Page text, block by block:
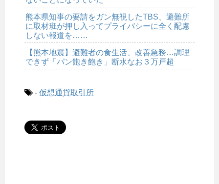
熊本県知事の要請をガン無視したTBS、避難所
に取材班が押し入ってプライバシーに全く配慮
しない報道を……
【熊本地震】避難者の食生活、改善急務…調理
できず「パン飽き飽き」断水なお３万戸超
- 仮想通貨取引所